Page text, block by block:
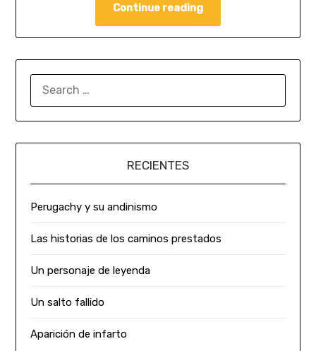
Continue reading
RECIENTES
Perugachy y su andinismo
Las historias de los caminos prestados
Un personaje de leyenda
Un salto fallido
Aparición de infarto